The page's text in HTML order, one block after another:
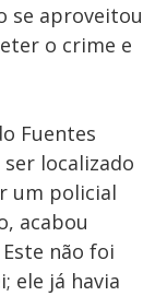
se aproveitou
o crime e
Fuentes
localizado
um policial
acabou
não foi
ele já havia